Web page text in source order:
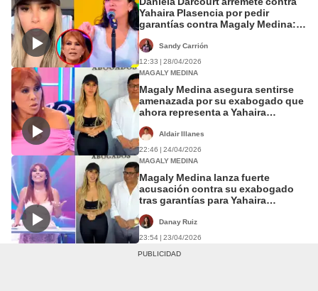
Yahaira Plasencia por pedir
garantías contra Magaly Medina:
Sandy Carrión
12:33 | 28/04/2026
MAGALY MEDINA
Magaly Medina asegura sentirse
amenazada por su exabogado que
ahora representa a Yahaira
anuncia demanda
Aldair Illanes
22:46 | 24/04/2026
MAGALY MEDINA
Magaly Medina lanza fuerte
acusación contra su exabogado
tras garantías para Yahaira
extorsionando"
Danay Ruiz
23:54 | 23/04/2026